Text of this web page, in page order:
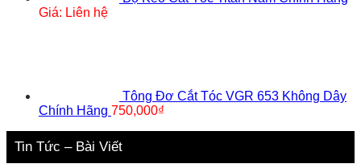
Giá: Liên hệ
Tông Đơ Cắt Tóc VGR 653 Không Dây
Chính Hãng 750,000₫
Tin Tức – Bài Viết